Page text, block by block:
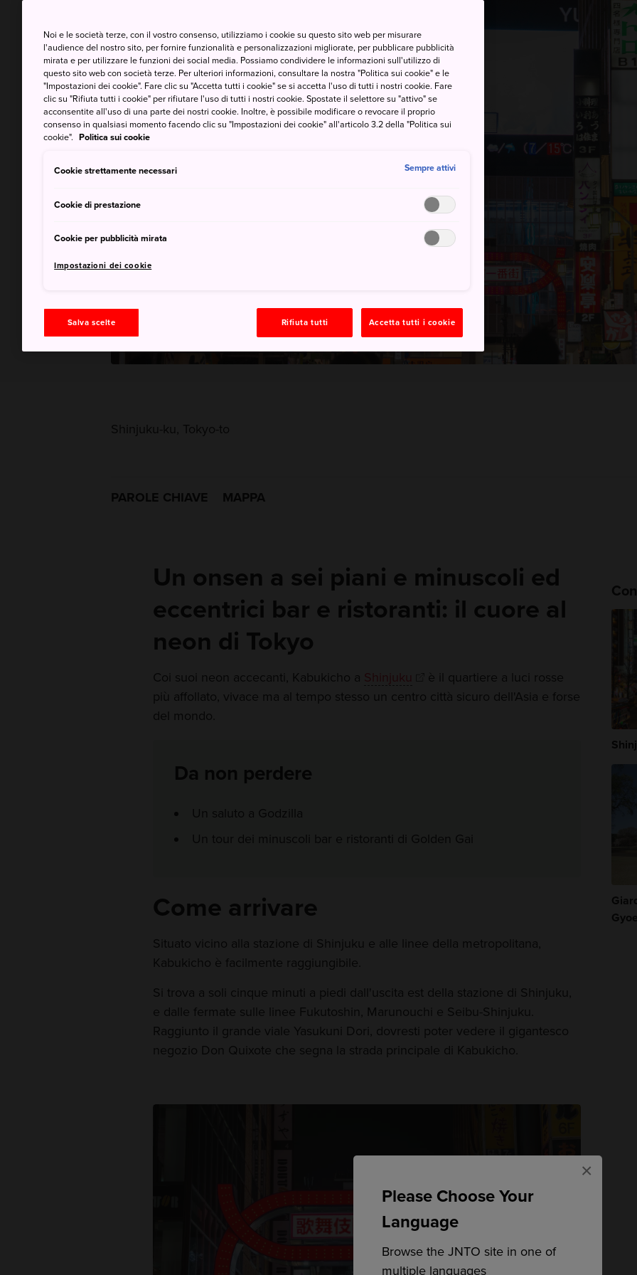
Please Choose Your
Language
Browse the JNTO site in one of
multiple languages
×
Shinjuku-ku, Tokyo-to
PAROLE CHIAVE MAPPA
Un onsen a sei piani e minuscoli ed
eccentrici bar e ristoranti: il cuore al
neon di Tokyo
Coi suoi neon accecanti, Kabukicho a Shinjuku
è il quartiere a luci rosse
più affollato, vivace ma al tempo stesso un centro città sicuro dell'Asia e forse
del mondo.
Da non perdere
Un saluto a Godzilla
Un tour dei minuscoli bar e ristoranti di Golden Gai
Come arrivare
Situato vicino alla stazione di Shinjuku e alle linee della metropolitana,
Kabukicho è facilmente raggiungibile.
Si trova a soli cinque minuti a piedi dall'uscita est della stazione di Shinjuku,
e dalle fermate sulle linee Fukutoshin, Marunouchi e Seibu-Shinjuku.
Raggiunto il grande viale Yasukuni Dori, dovresti poter vedere il gigantesco
negozio Don Quixote che segna la strada principale di Kabukicho.
Noi e le società terze, con il vostro consenso, utilizziamo i cookie su questo sito web per misurare
l'audience del nostro sito, per fornire funzionalità e personalizzazioni migliorate, per pubblicare pubblicità
mirata e per utilizzare le funzioni dei social media. Possiamo condividere le informazioni sull'utilizzo di
questo sito web con società terze. Per ulteriori informazioni, consultare la nostra "Politica sui cookie" e le
"Impostazioni dei cookie". Fare clic su "Accetta tutti i cookie" se si accetta l'uso di tutti i nostri cookie. Fare
clic su "Rifiuta tutti i cookie" per rifiutare l'uso di tutti i nostri cookie. Spostate il selettore su "attivo" se
acconsentite all'uso di una parte dei nostri cookie. Inoltre, è possibile modificare o revocare il proprio
consenso in qualsiasi momento facendo clic su "Impostazioni dei cookie" all'articolo 3.2 della "Politica sui
cookie". Politica sui cookie
Cookie strettamente necessari Sempre attivi
Cookie di prestazione
Cookie per pubblicità mirata
Impostazioni dei cookie
Salva scelte Rifiuta tutti Accetta tutti i cookie